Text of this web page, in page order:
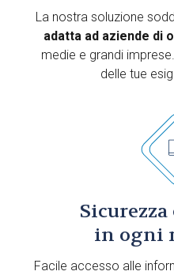
La nostra soluzione
adatta ad aziende di
medie e grandi
delle tue
in ogni
Facile accesso alle